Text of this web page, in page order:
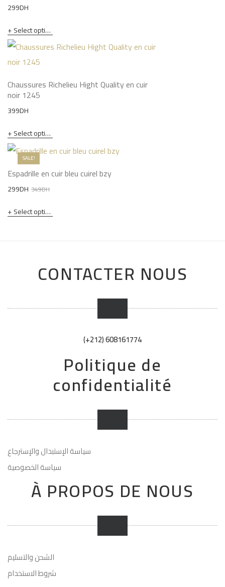
299DH
Select options
Chaussures Richelieu Hight Quality en cuir
noir 1245
399DH
Select options
SALE!
Espadrille en cuir bleu cuirel bzy
349DHOriginal
was:
299DH
Current
is:
Select options
CONTACTER NOUS
(+212) 608161774
Politique de
confidentialité
سياسة الإستبدال والإسترجاع
سياسة الخصوصية
À PROPOS DE NOUS
الشحن والتسليم
شروط الاستخدام